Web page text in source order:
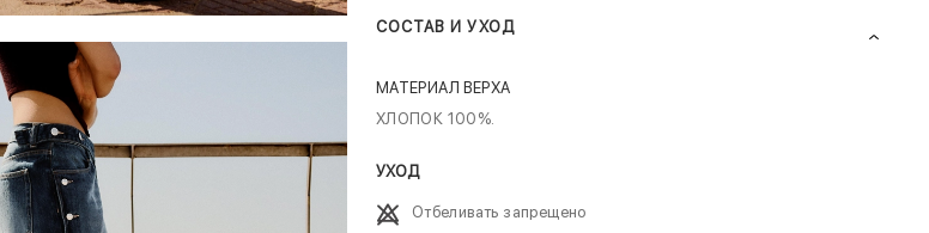
СОСТАВ И УХОД
МАТЕРИАЛ ВЕРХА
ХЛОПОК 100%.
УХОД
Отбеливать запрещено